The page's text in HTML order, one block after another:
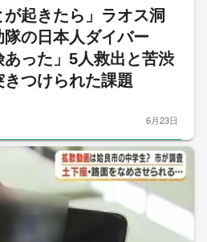
が起きたら」ラオス洞
隊の日本人ダイバー
あった」5人救出と苦渋
つけられた課題
6月23日